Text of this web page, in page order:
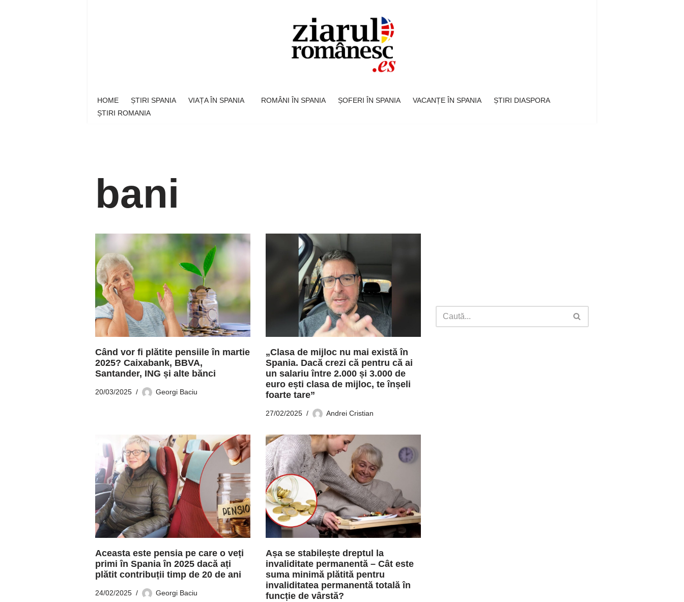
HOME ȘTIRI SPANIA VIAȚA ÎN SPANIA ROMÂNI ÎN SPANIA ȘOFERI ÎN SPANIA VACANȚE ÎN SPANIA
ȘTIRI DIASPORA
ȘTIRI ROMANIA
bani
Când vor fi plătite pensiile în martie
2025? Caixabank, BBVA,
Santander, ING și alte bănci
20/03/2025 Georgi Baciu
„Clasa de mijloc nu mai există în
Spania. Dacă crezi că pentru că ai
un salariu între 2.000 și 3.000 de
euro ești clasa de mijloc, te înșeli
foarte tare”
27/02/2025 Andrei Cristian
Aceasta este pensia pe care o veți
primi în Spania în 2025 dacă ați
plătit contribuții timp de 20 de ani
24/02/2025 Georgi Baciu
Așa se stabilește dreptul la
invaliditate permanentă – Cât este
suma minimă plătită pentru
invaliditatea permanentă totală în
funcție de vârstă?